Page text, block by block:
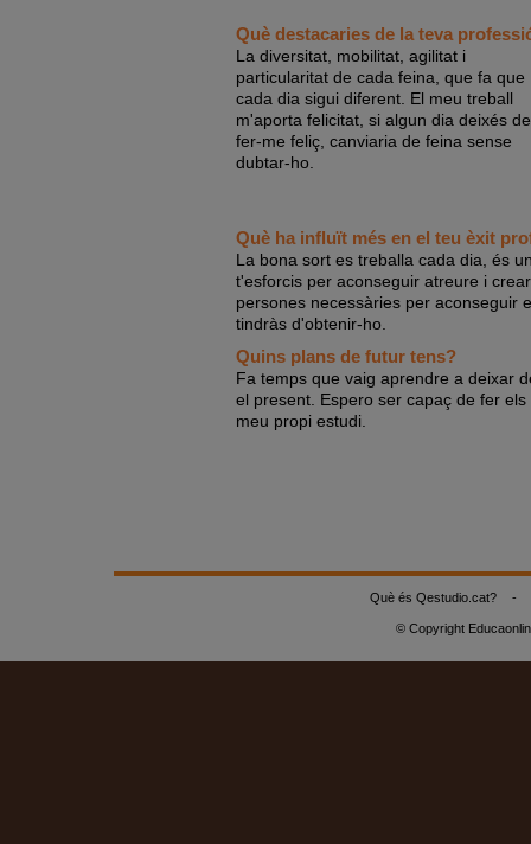
Què destacaries de la teva
La diversitat, mobilitat, agilitat i
particularitat de cada feina, que fa que
cada dia sigui diferent. El meu treball
m'aporta felicitat, si algun dia deixés de
fer-me feliç, canviaria de feina sense
dubtar-ho.
Què ha influït més en el teu èxit
La bona sort es treballa cada dia, és
t'esforcis per aconseguir atreure i
persones necessàries per aconseguir
tindràs d'obtenir-ho.
Quins plans de futur tens?
Fa temps que vaig aprendre a deixar
el present. Espero ser capaç de fer
meu propi estudi.
Què és Qestudio.cat? -
© Copyright